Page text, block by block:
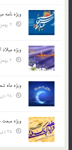
ویژه نامه
ویژه
ویژه ماه
ویژه